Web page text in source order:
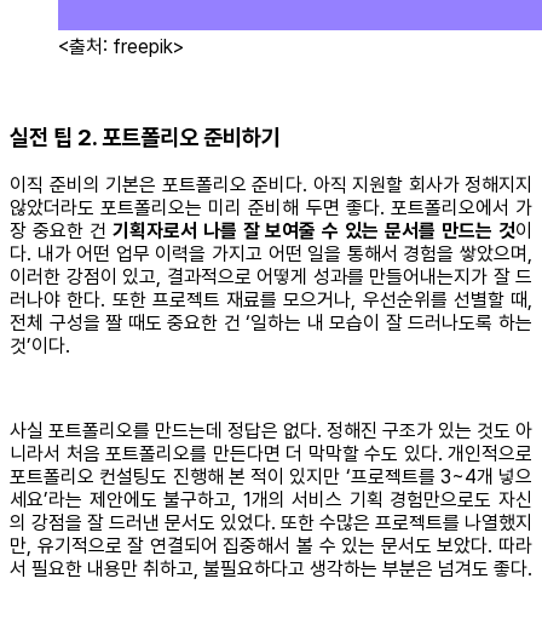
<출처: freepik>
실전 팁 2. 포트폴리오 준비하기
이직 준비의 기본은 포트폴리오 준비다. 아직 지원할 회사가 정해지지
않았더라도 포트폴리오는 미리 준비해 두면 좋다. 포트폴리오에서 가
장 중요한 건 기획자로서 나를 잘 보여줄 수 있는 문서를 만드는 것이
다. 내가 어떤 업무 이력을 가지고 어떤 일을 통해서 경험을 쌓았으며,
이러한 강점이 있고, 결과적으로 어떻게 성과를 만들어내는지가 잘 드
러나야 한다. 또한 프로젝트 재료를 모으거나, 우선순위를 선별할 때,
전체 구성을 짤 때도 중요한 건 ‘일하는 내 모습이 잘 드러나도록 하는
것’이다.
사실 포트폴리오를 만드는데 정답은 없다. 정해진 구조가 있는 것도 아
니라서 처음 포트폴리오를 만든다면 더 막막할 수도 있다. 개인적으로
포트폴리오 컨설팅도 진행해 본 적이 있지만 ‘프로젝트를 3~4개 넣으
세요’라는 제안에도 불구하고, 1개의 서비스 기획 경험만으로도 자신
의 강점을 잘 드러낸 문서도 있었다. 또한 수많은 프로젝트를 나열했지
만, 유기적으로 잘 연결되어 집중해서 볼 수 있는 문서도 보았다. 따라
서 필요한 내용만 취하고, 불필요하다고 생각하는 부분은 넘겨도 좋다.